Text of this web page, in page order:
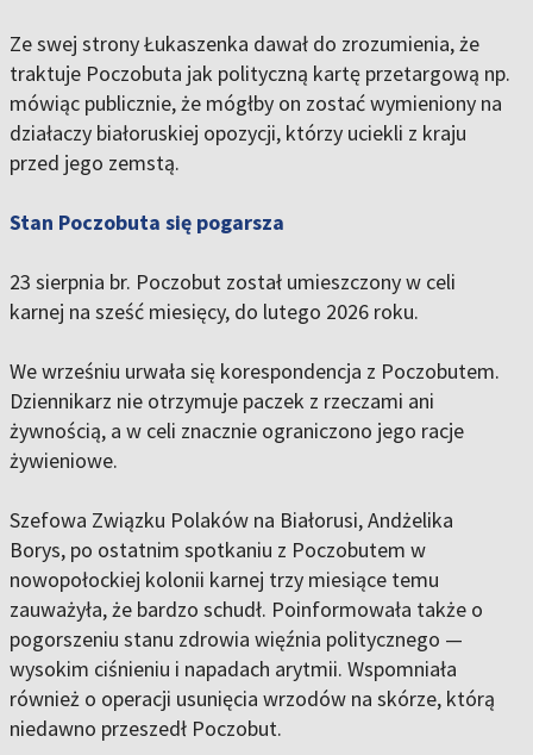
Ze swej strony Łukaszenka dawał do zrozumienia, że
traktuje Poczobuta jak polityczną kartę przetargową np.
mówiąc publicznie, że mógłby on zostać wymieniony na
działaczy białoruskiej opozycji, którzy uciekli z kraju
przed jego zemstą.
Stan Poczobuta się pogarsza
23 sierpnia br. Poczobut został umieszczony w celi
karnej na sześć miesięcy, do lutego 2026 roku.
We wrześniu urwała się korespondencja z Poczobutem.
Dziennikarz nie otrzymuje paczek z rzeczami ani
żywnością, a w celi znacznie ograniczono jego racje
żywieniowe.
Szefowa Związku Polaków na Białorusi, Andżelika
Borys, po ostatnim spotkaniu z Poczobutem w
nowopołockiej kolonii karnej trzy miesiące temu
zauważyła, że bardzo schudł. Poinformowała także o
pogorszeniu stanu zdrowia więźnia politycznego —
wysokim ciśnieniu i napadach arytmii. Wspomniała
również o operacji usunięcia wrzodów na skórze, którą
niedawno przeszedł Poczobut.